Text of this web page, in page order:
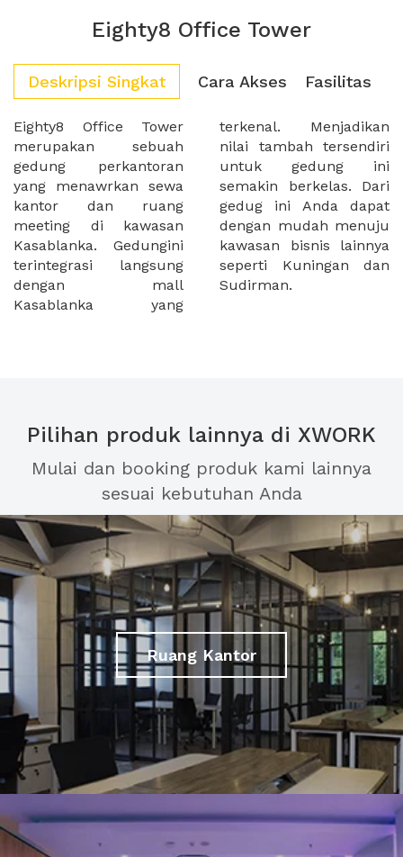
Eighty8 Office Tower
Deskripsi Singkat Cara Akses Fasilitas
Eighty8 Office Tower
merupakan sebuah
gedung perkantoran
yang menawrkan sewa
kantor dan ruang
meeting di kawasan
Kasablanka. Gedungini
terintegrasi langsung
dengan mall
Kasablanka yang
terkenal. Menjadikan
nilai tambah tersendiri
untuk gedung ini
semakin berkelas. Dari
gedug ini Anda dapat
dengan mudah menuju
kawasan bisnis lainnya
seperti Kuningan dan
Sudirman.
Pilihan produk lainnya di XWORK
Mulai dan booking produk kami lainnya
sesuai kebutuhan Anda
Ruang Kantor